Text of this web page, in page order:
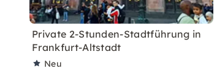
Private 2-Stunden-Stadtführung in
Frankfurt-Altstadt
Neu